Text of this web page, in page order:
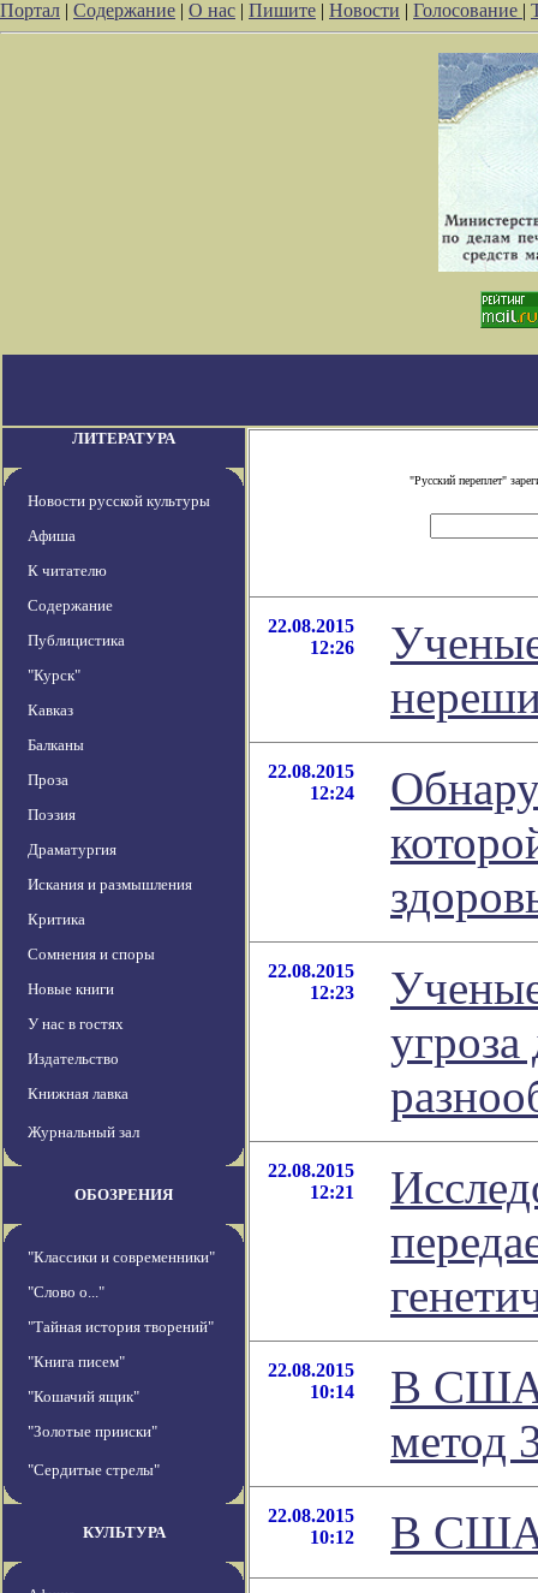
Портал | Содержание | О нас | Пишите | Новости | Голосование |
ЛИТЕРАТУРА
Новости русской культуры
Афиша
К читателю
Содержание
Публицистика
"Курск"
Кавказ
Балканы
Проза
Поэзия
Драматургия
Искания и размышления
Критика
Сомнения и споры
Новые книги
У нас в гостях
Издательство
Книжная лавка
Журнальный зал
ОБОЗРЕНИЯ
"Классики и современники"
"Слово о..."
"Тайная история творений"
"Книга писем"
"Кошачий ящик"
"Золотые прииски"
"Сердитые стрелы"
КУЛЬТУРА
"Русский переплет"
22.08.2015
12:26
22.08.2015
12:24
22.08.2015
12:23
угроза
22.08.2015
12:21
22.08.2015
10:14
В США
метод
22.08.2015
10:12
В США